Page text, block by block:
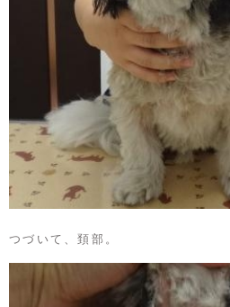
つづいて、頚部。